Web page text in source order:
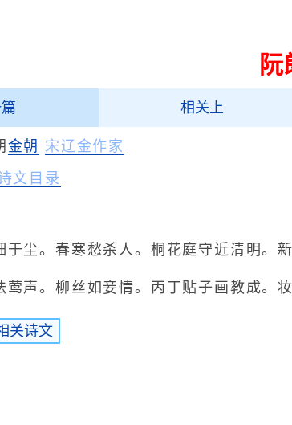
阮
相关上
金朝 宋辽金作家
文目录
。春寒愁杀人。桐花庭守近清明。新
。柳丝如妾情。丙丁贴子画教成。妆
关诗文